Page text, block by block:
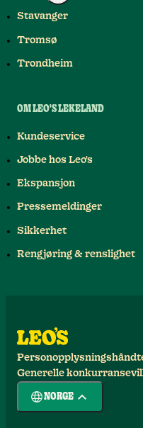
Stavanger
Tromsø
Trondheim
OM LEO'S LEKELAND
Kundeservice
Jobbe hos Leo's
Ekspansjon
Pressemeldinger
Sikkerhet
Rengjøring & renslighet
Generelle
NORGE